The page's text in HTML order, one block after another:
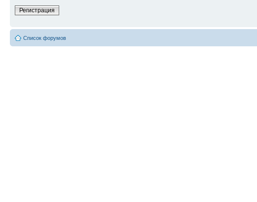
Регистрация
Список форумов